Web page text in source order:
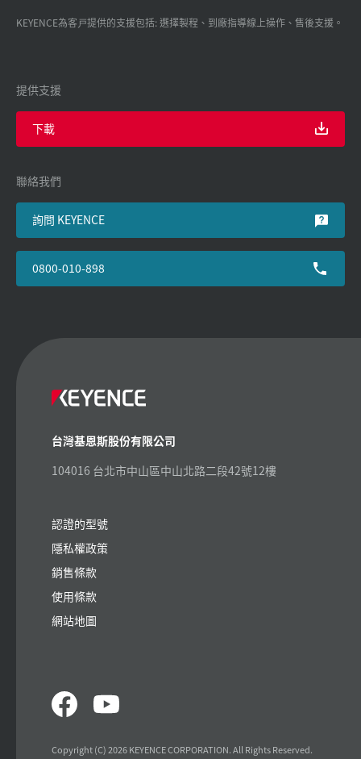
KEYENCE為客戸提供的支援包括: 選擇製程、到廠指導線上操作、售後支援。
提供支援
下載
聯絡我們
詢問 KEYENCE
0800-010-898
台灣基恩斯股份有限公司
104016 台北市中山區中山北路二段42號12樓
認證的型號
隱私權政策
銷售條款
使用條款
網站地圖
Copyright (C) 2026 KEYENCE CORPORATION. All Rights Reserved.